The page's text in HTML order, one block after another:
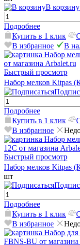
В корзину
Подробнее
Купить в 1 клик
В избранное
В
Быстрый просмотр
Набор мелков Kitpas
Подробнее
Купить в 1 клик
В избранное
Быстрый просмотр
Набор мелков Kitpas
шт
Подробнее
Купить в 1 клик
В избранное